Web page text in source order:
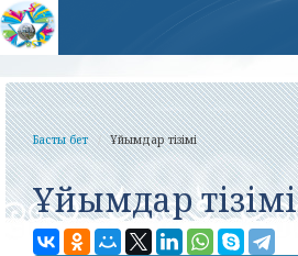
Басты бет Ұйымдар тізімі
Ұйымдар тізімі